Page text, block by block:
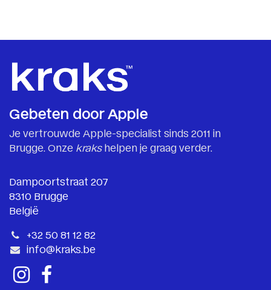
Gebeten door Apple
Je vertrouwde Apple-specialist sinds 2011 in
Brugge. Onze krakshelpen je graag verder.
Dampoortstraat 207
8310 Brugge
België
+32 50 81 12 82
info@kraks.be